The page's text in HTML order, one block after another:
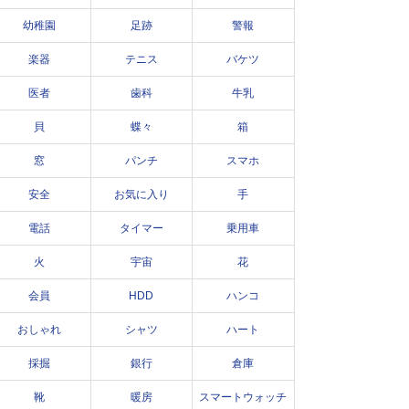
幼稚園 足跡 警報
楽器 テニス バケツ
医者 歯科 牛乳
貝 蝶々 箱
窓 パンチ スマホ
安全 お気に入り 手
電話 タイマー 乗用車
火 宇宙 花
会員 HDD ハンコ
おしゃれ シャツ ハート
採掘 銀行 倉庫
靴 暖房 スマートウォッチ